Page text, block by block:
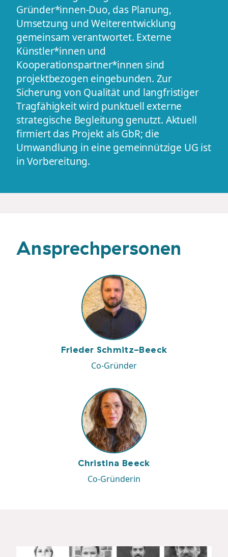
Gründer*innen-Duo, das Planung,
Umsetzung und Weiterentwicklung
gemeinsam verantwortet. Externe
Künstler*innen und
Kooperationspartner*innen sind
projektbezogen eingebunden. Zur
Sicherung von Qualität und langfristiger
Tragfähigkeit wird punktuell externe
strategische Begleitung genutzt. Aktuell
firmiert das Projekt als GbR; die
Umwandlung in eine gemeinnützige UG ist
in Vorbereitung.
Ansprechpersonen
Frieder Schmitz-Beeck
Co-Gründer
Christina Beeck
Co-Gründerin